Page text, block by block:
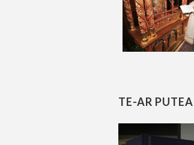
TE-AR